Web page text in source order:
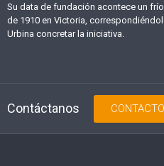
Su data de fundación acontece un
de 1910 en Victoria,
Urbina concretar la iniciativa.
Contáctanos CONTACTO